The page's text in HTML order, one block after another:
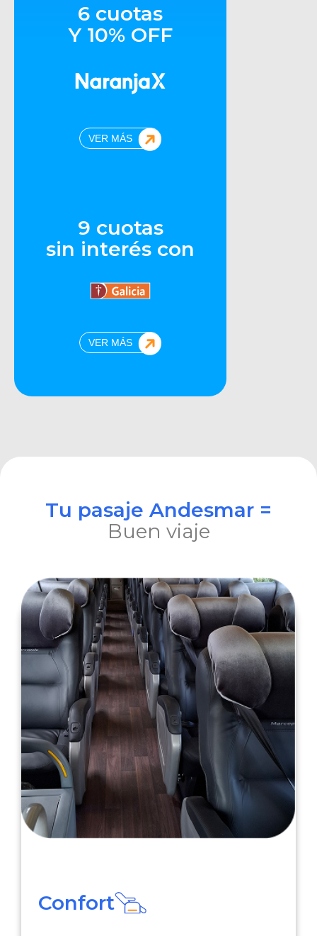
6 cuotas
Y 10% OFF
VER MÁS
9 cuotas
sin interés con
VER MÁS
Tu pasaje Andesmar =
Buen viaje
Confort